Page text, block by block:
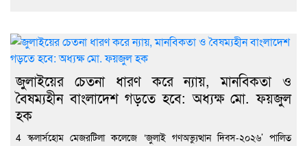
জুলাইয়ের চেতনা ধারণ করে ন্যায়, মানবিকতা ও
বৈষম্যহীন বাংলাদেশ গড়তে হবে: অধ্যক্ষ মো. ফয়জুল
হক
4 স্কলার্সহোম মেজরটিলা কলেজে ‘জুলাই গণঅভ্যুত্থান দিবস-২০২৬’ পালিত